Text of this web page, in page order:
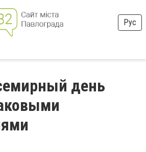
Рус
день